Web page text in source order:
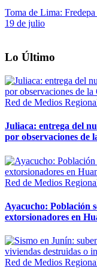
Toma de Lima:
19 de julio
Lo Último
Red de Medios
Juliaca: entrega del
por observaciones de
Red de Medios
Ayacucho: Población
extorsionadores en
Red de Medios